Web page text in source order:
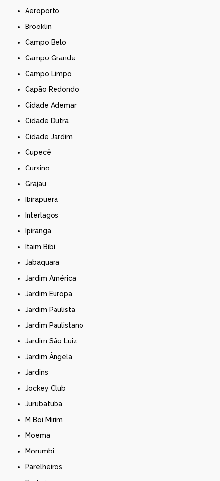
Aeroporto
Brooklin
Campo Belo
Campo Grande
Campo Limpo
Capão Redondo
Cidade Ademar
Cidade Dutra
Cidade Jardim
Cupecê
Cursino
Grajau
Ibirapuera
Interlagos
Ipiranga
Itaim Bibi
Jabaquara
Jardim América
Jardim Europa
Jardim Paulista
Jardim Paulistano
Jardim São Luiz
Jardim Ângela
Jardins
Jockey Club
Jurubatuba
M Boi Mirim
Moema
Morumbi
Parelheiros